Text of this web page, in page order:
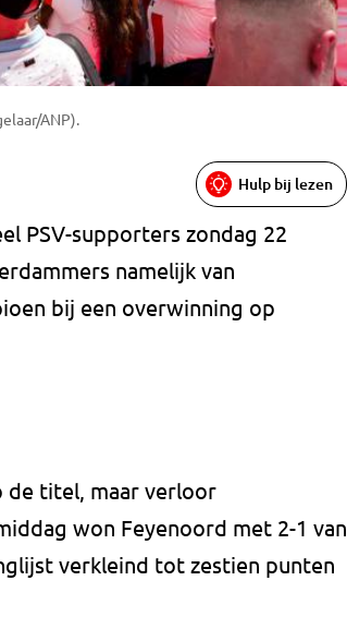
ANP).
Hulp bij lezen
PSV-supporters zondag 22
namelijk van
bij een overwinning op
de titel, maar verloor
won Feyenoord met 2-1 van
verkleind tot zestien punten